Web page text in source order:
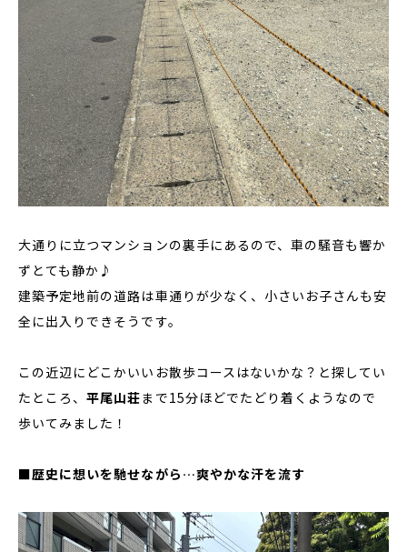
大通りに立つマンションの裏手にあるので、車の騒音も響か
ずとても静か♪
建築予定地前の道路は車通りが少なく、小さいお子さんも安
全に出入りできそうです。
この近辺にどこかいいお散歩コースはないかな？と探してい
たところ、平尾山荘まで15分ほどでたどり着くようなので
歩いてみました！
■歴史に想いを馳せながら…爽やかな汗を流す